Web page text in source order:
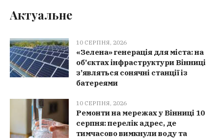
Актуальне
10 СЕРПНЯ, 2026
«Зелена» генерація для міста: на
об’єктах інфраструктури Вінниці
з’являться сонячні станції із
батереями
10 СЕРПНЯ, 2026
Ремонти на мережах у Вінниці 10
серпня: перелік адрес, де
тимчасово вимкнули воду та